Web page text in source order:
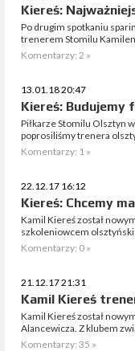
Kiereś:
Po drugim spotkaniu
trenerem Stomilu
Komentarzy: 2 »
13.01.18 20:47
Kiereś: Budujemy
Piłkarze Stomilu Olsztyn
poprosiliśmy trenera
Komentarzy: 1 »
22.12.17 16:12
Kiereś: Chcemy
Kamil Kiereś został
szkoleniowcem
Komentarzy: 0 »
21.12.17 21:31
Kamil Kiereś
Kamil Kiereś został
Alancewicza. Z klubem
Komentarzy: 35 »